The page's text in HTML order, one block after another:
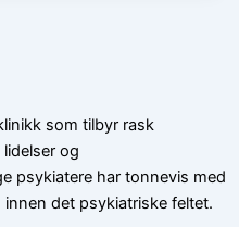
som tilbyr rask
og
psykiatere har tonnevis med
det psykiatriske feltet.